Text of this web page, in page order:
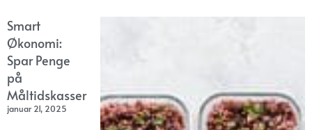
Smart
Økonomi:
Spar Penge
på
Måltidskasser
januar 21, 2025